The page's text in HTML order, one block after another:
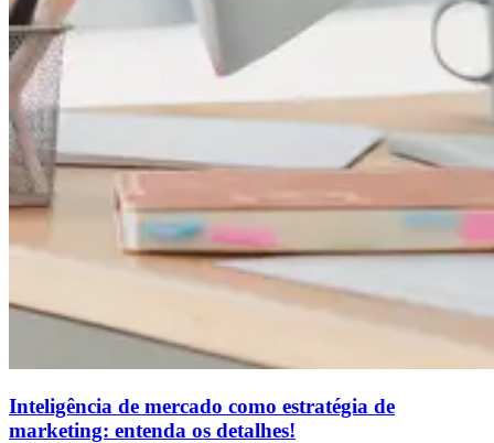
Inteligência de mercado como estratégia de
marketing: entenda os detalhes!